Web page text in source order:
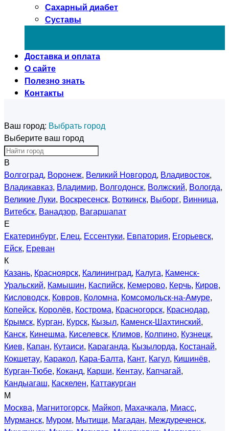
Сахарный диабет
Суставы
Доставка и оплата
О сайте
Полезно знать
Контакты
Ваш город: Выбрать город
Выберите ваш город
В
Волгоград, Воронеж, Великий Новгород, Владивосток,
Владикавказ, Владимир, Волгодонск, Волжский, Вологда,
Великие Луки, Воскресенск, Воткинск, Выборг, Винница,
Витебск, Ванадзор, Вагаршапат
Е
Екатеринбург, Елец, Ессентуки, Евпатория, Егорьевск,
Ейск, Ереван
К
Казань, Красноярск, Калининград, Калуга, Каменск-
Уральский, Камышин, Каспийск, Кемерово, Керчь, Киров,
Кисловодск, Ковров, Коломна, Комсомольск-на-Амуре,
Копейск, Королёв, Кострома, Красногорск, Краснодар,
Крымск, Курган, Курск, Кызыл, Каменск-Шахтинский,
Канск, Кинешма, Киселевск, Климов, Колпино, Кузнецк,
Киев, Капан, Кутаиси, Караганда, Кызылорда, Костанай,
Кокшетау, Каракол, Кара-Балта, Кант, Кагул, Кишинёв,
Курган-Тюбе, Коканд, Карши, Кентау, Капчагай,
Кандыагаш, Каскелен, Каттакурган
М
Москва, Магнитогорск, Майкоп, Махачкала, Миасс,
Мурманск, Муром, Мытищи, Магадан, Междуреченск,